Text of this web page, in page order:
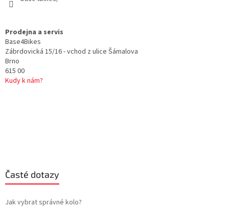
Prodejna a servis
Base4Bikes
Zábrdovická 15/16 - vchod z ulice Šámalova
Brno
615 00
Kudy k nám?
Časté dotazy
Jak vybrat správné kolo?